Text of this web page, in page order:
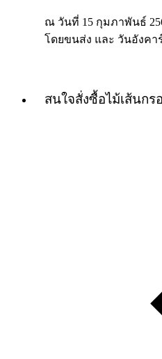
ณ วันที่ 15 กุมภาพันธ์
โดยขนส่ง และ วันอังค
สนใจสั่งซื้อไม้เส้นก